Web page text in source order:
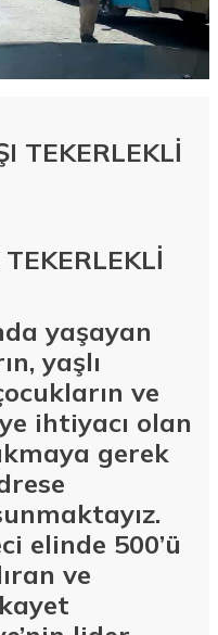
TEKERLEKLİ
yaşayan
yaşlı
ve
ihtiyacı olan
gerek
elinde 500’ü
ve